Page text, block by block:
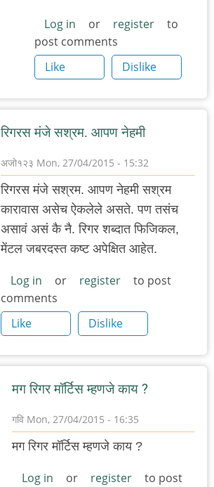
चांगले
आहेत
-
by
रोचना
Log in or register
to
post comments
Like
Dislike
रिगरस मंजे सश्रम. आपण नेहमी
अजो१२३ Mon, 27/04/2015 - 15:32
In
नया
नया
लव्ज़:
rigorous
by
रोचना
रिगरस मंजे सश्रम. आपण नेहमी सश्रम
कारावास असेच ऐकलेले असते. पण तसंच
असावं असं कै नै. रिगर शब्दात फिजिकल,
मेंटल जबरदस्त कष्ट अपेक्षित आहेत.
Log in or register
to post
comments
Like
Dislike
मग रिगर मॉर्टिस म्हणजे काय ?
गवि Mon, 27/04/2015 - 16:35
मग रिगर मॉर्टिस म्हणजे काय ?
Log in or register
to post